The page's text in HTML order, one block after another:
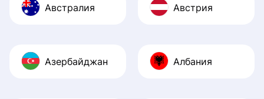
Австралия Австрия
Азербайджан Албания